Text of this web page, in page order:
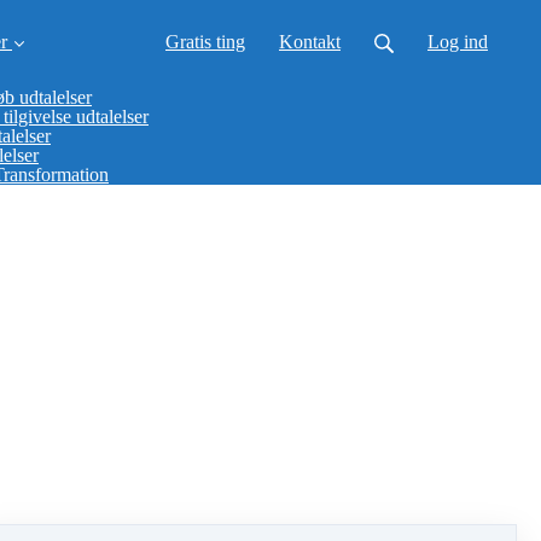
udtalelser
udtalelser
Gratis ting Kontakt Log ind